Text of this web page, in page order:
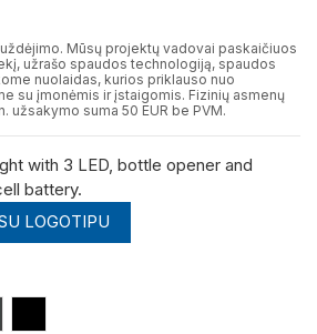
Mūsų projektų vadovai paskaičiuos
užrašo spaudos technologiją, spaudos
nuolaidas, kurios priklauso nuo
su įmonėmis ir įstaigomis. Fizinių asmenų
užsakymo suma 50 EUR be PVM.
with 3 LED, bottle opener and
battery.
LOGOTIPU